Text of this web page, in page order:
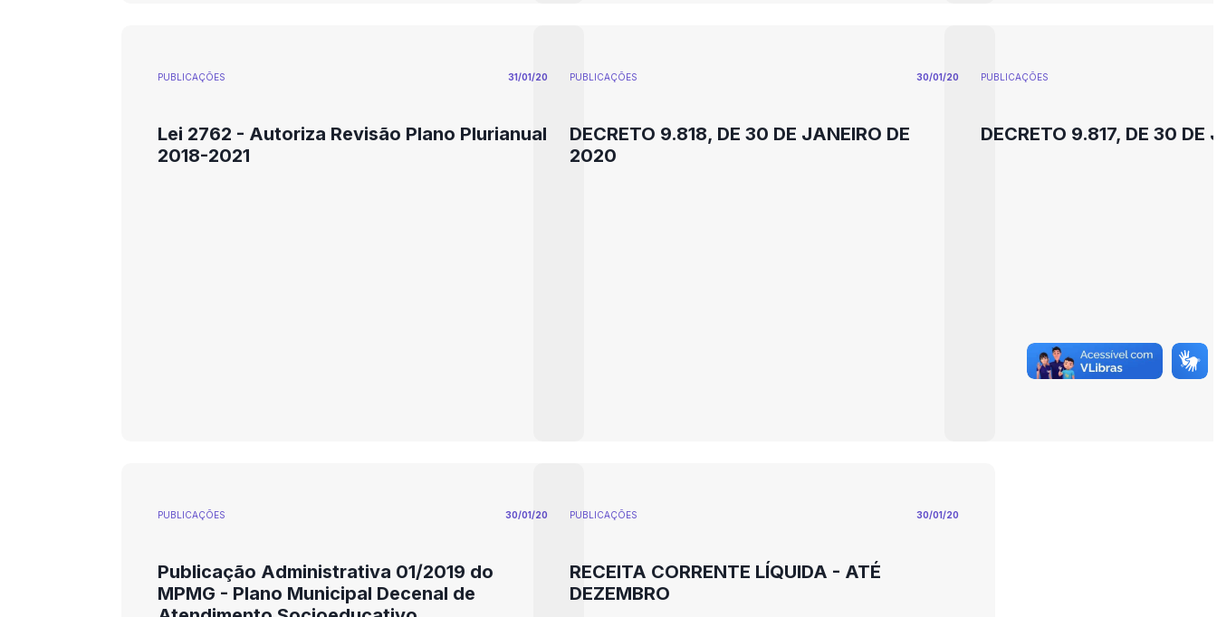
PUBLICAÇÕES 31/01/20
Lei 2762 - Autoriza Revisão Plano Plurianual
2018-2021
PUBLICAÇÕES 30/01/20
DECRETO 9.818, DE 30 DE JANEIRO DE
2020
PUBLICAÇÕES
DECRETO 9.817, DE 30
PUBLICAÇÕES 30/01/20
Publicação Administrativa 01/2019 do
MPMG - Plano Municipal Decenal de
PUBLICAÇÕES 30/01/20
RECEITA CORRENTE LÍQUIDA - ATÉ
DEZEMBRO